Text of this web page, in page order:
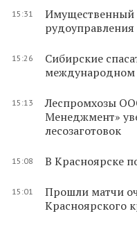
15:31
Имущественный
15:26
Сибирские
международном
15:13
Леспромхозы
Менеджмент»
лесозаготовок
15:08 В Красноярске
15:01
Прошли матчи
Красноярского